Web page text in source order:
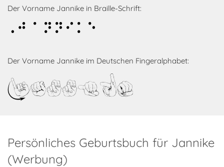
Der Vorname Jannike in Braille-Schrift:
Jannike
Der Vorname Jannike im Deutschen Fingeralphabet:
Jannike
Persönliches Geburtsbuch für Jannike
(Werbung)